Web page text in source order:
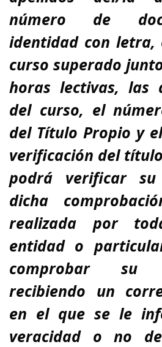
número de
identidad con letra,
curso superado
horas lectivas, las
del curso, el
del Título Propio y
verificación del
podrá verificar su
dicha
realizada por
entidad o
comprobar su
recibiendo un
en el que se le
veracidad o no